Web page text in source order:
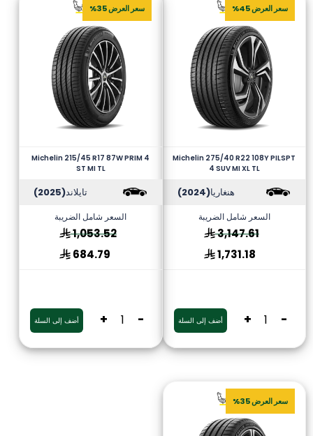
سعر العرض 45%
Michelin 275/40 R22 108Y PILSPT
4 SUV MI XL TL
هنغاريا(2024)
السعر شامل الضريبة
3,147.61
1,731.18
-
+ أضف إلى السلة
سعر العرض 35%
Michelin 215/45 R17 87W PRIM 4
ST MI TL
تايلاند(2025)
السعر شامل الضريبة
1,053.52
684.79
-
+ أضف إلى السلة
سعر العرض 35%